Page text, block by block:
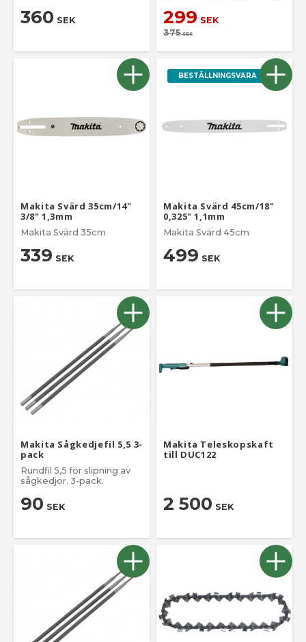
360 SEK
UC004G
299 SEK
375SEK
Makita Svärd 35cm/14"
3/8" 1,3mm
Makita Svärd 35cm
339 SEK
Makita Svärd 45cm/18"
0,325" 1,1mm
Makita Svärd 45cm
499 SEK
BESTÄLLNINGSVARA
Makita Sågkedjefil 5,5 3-
pack
Rundfil 5,5 för slipning av
sågkedjor. 3-pack.
90 SEK
Makita Teleskopskaft
till DUC122
2 500 SEK